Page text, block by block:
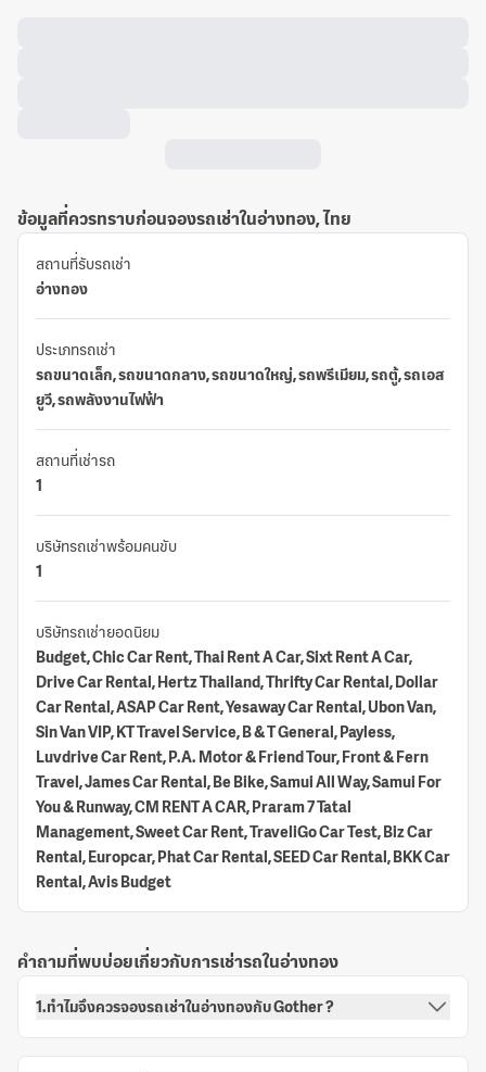
ข้อมูลที่ควรทราบก่อนจองรถเช่าในอ่างทอง, ไทย
สถานที่รับรถเช่า
อ่างทอง
ประเภทรถเช่า
รถขนาดเล็ก, รถขนาดกลาง, รถขนาดใหญ่, รถพรีเมียม, รถตู้, รถเอส
ยูวี, รถพลังงานไฟฟ้า
สถานที่เช่ารถ
1
บริษัทรถเช่าพร้อมคนขับ
1
บริษัทรถเช่ายอดนิยม
Budget, Chic Car Rent, Thai Rent A Car, Sixt Rent A Car,
Drive Car Rental, Hertz Thailand, Thrifty Car Rental, Dollar
Car Rental, ASAP Car Rent, Yesaway Car Rental, Ubon Van,
Sin Van VIP, KT Travel Service, B & T General, Payless,
Luvdrive Car Rent, P.A. Motor & Friend Tour, Front & Fern
Travel, James Car Rental, Be Bike, Samui All Way, Samui For
You & Runway, CM RENT A CAR, Praram 7 Tatal
Management, Sweet Car Rent, TraveliGo Car Test, Biz Car
Rental, Europcar, Phat Car Rental, SEED Car Rental, BKK Car
Rental, Avis Budget
คำถามที่พบบ่อยเกี่ยวกับการเช่ารถในอ่างทอง
1.ทำไมจึงควรจองรถเช่าในอ่างทองกับ Gother ?